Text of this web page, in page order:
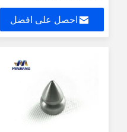
احصل على افضل